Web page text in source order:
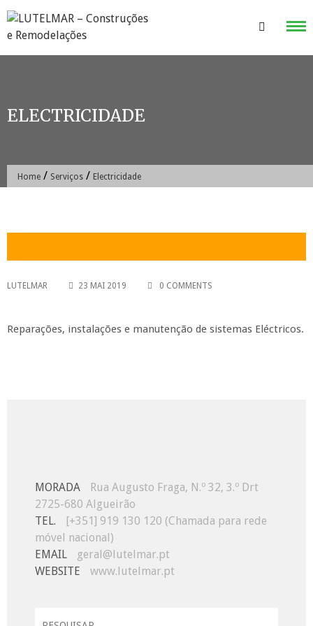
Skip
to
content
ELECTRICIDADE
Home / Serviços / Electricidade
LUTELMAR 23 MAI 2019 0 COMMENTS
Reparações, instalações e manutenção de sistemas Eléctricos.
MORADA
Rua Augusto Fraga, N.º 32, 3.º Drt
2725-680 Algueirão
TEL.
[+351] 919 130 120 (Chamada para rede
móvel nacional)
EMAIL
geral@lutelmar.pt
WEBSITE
www.lutelmar.pt